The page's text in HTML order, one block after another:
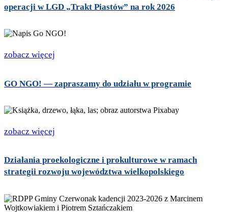
operacji w LGD „Trakt Piastów” na rok 2026
zobacz więcej
GO NGO! — zapraszamy do udziału w programie
zobacz więcej
Działania proekologiczne i prokulturowe w ramach
strategii rozwoju województwa wielkopolskiego